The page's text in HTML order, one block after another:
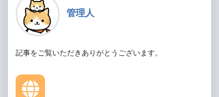
管理人
記事をご覧いただきありがとうございます。